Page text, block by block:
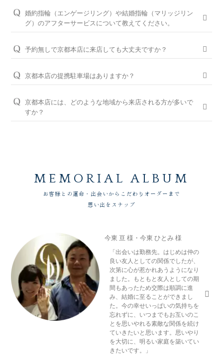
ートさせていただきますのでご安心ください。
パーフェクトフィットカウンセリングは全店でお受けできます
パーフェクトフィットカウンセリングと銀座ダイヤモンド
に余裕を持ってご準備いただくと安心です。
お急ぎの場合はコンシェルジュにご相談ください。
案内が可能ですのでお気軽にお申し付けください。
ご来店予約はこちら
婚約指輪（エンゲージリング）や結婚指輪（マリッジリン
グ）のアフターサービスについて教えてください。
ただけるように、無期限メンテナンスを何度でもお受けできる
「永久保証サービス」を、全国の店舗にてご提供しておりま
お近くの銀座ダイヤモンドシライシの店舗へお気軽にご相談く
ださい。
＜銀座ダイヤモンドシライシの永久保証内容＞
「サイズ直し」「歪み直し」「石揺れ補修」「店頭クリーニン
グ」「再つや消し加工」「再ナノジュエリーコート加工」「レ
予約無しで京都本店に来店しても大丈夫ですか？
WEBでの来店予約がおすすめです。
ジリング）・結婚指輪（マリッジリング）を試着頂いたお客様
には3,000円分のギフトカードをプレゼントしております。
WEBからのご来店予約はこちら
京都本店の提携駐車場はありますか？
タイムズ東洞院四条第二、タイムズ堺町四条第３、タイムズ富
小路四条と提携しております。
京都本店には、どのような地域から来店される方が多いで
すか？
MEMORIAL ALBUM
お客様との運命・出会いからこだわりオーダーまで
思い出をスナップ
今東 亘 様・今東 ひとみ 様
「出会いは勤務先。はじめは仲の
良い友人としての関係でしたが、
次第に心が惹かれあうようになり
ました。もともと友人としての期
間もあったため交際は順調に進
み、結婚に至ることができまし
た。今の幸せいっぱいの気持ちを
忘れずに、いつまでもお互いのこ
とを思いやれる素敵な関係を続け
ていきたいと思います。思いやり
を大切に、明るい家庭を築いてい
きたいです。」